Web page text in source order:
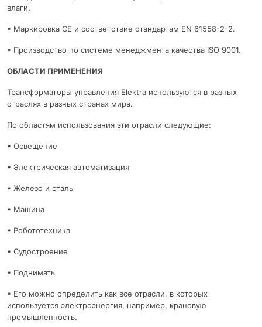
влаги.
• Маркировка CE и соответствие стандартам EN 61558-2-2.
• Производство по системе менеджмента качества ISO 9001.
ОБЛАСТИ ПРИМЕНЕНИЯ
Трансформаторы управления Elektra используются в разных
отраслях в разных странах мира.
По областям использования эти отрасли следующие:
• Освещение
• Электрическая автоматизация
• Железо и сталь
• Машина
• Робототехника
• Судостроение
• Поднимать
• Его можно определить как все отрасли, в которых
используется электроэнергия, например, крановую
промышленность.